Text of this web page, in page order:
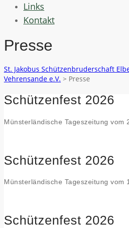
Links
Kontakt
Presse
St. Jakobus Schützenbruderschaft
Vehrensande e.V. > Presse
Schützenfest 2026
Münsterländische Tageszeitung vom
Schützenfest 2026
Münsterländische Tageszeitung vom
Schützenfest 2026